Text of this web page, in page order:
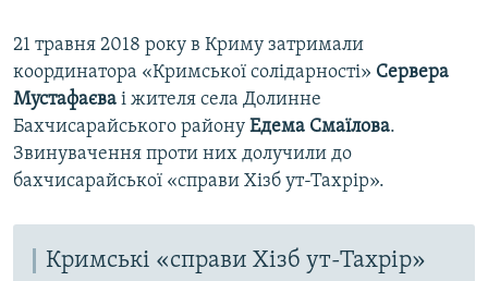
21 травня 2018 року в Криму затримали
координатора «Кримської солідарності» Сервера
Мустафаєва і жителя села Долинне
Бахчисарайського району Едема Смаїлова.
Звинувачення проти них долучили до
бахчисарайської «справи Хізб ут-Тахрір».
Кримські «справи Хізб ут-Тахрір»